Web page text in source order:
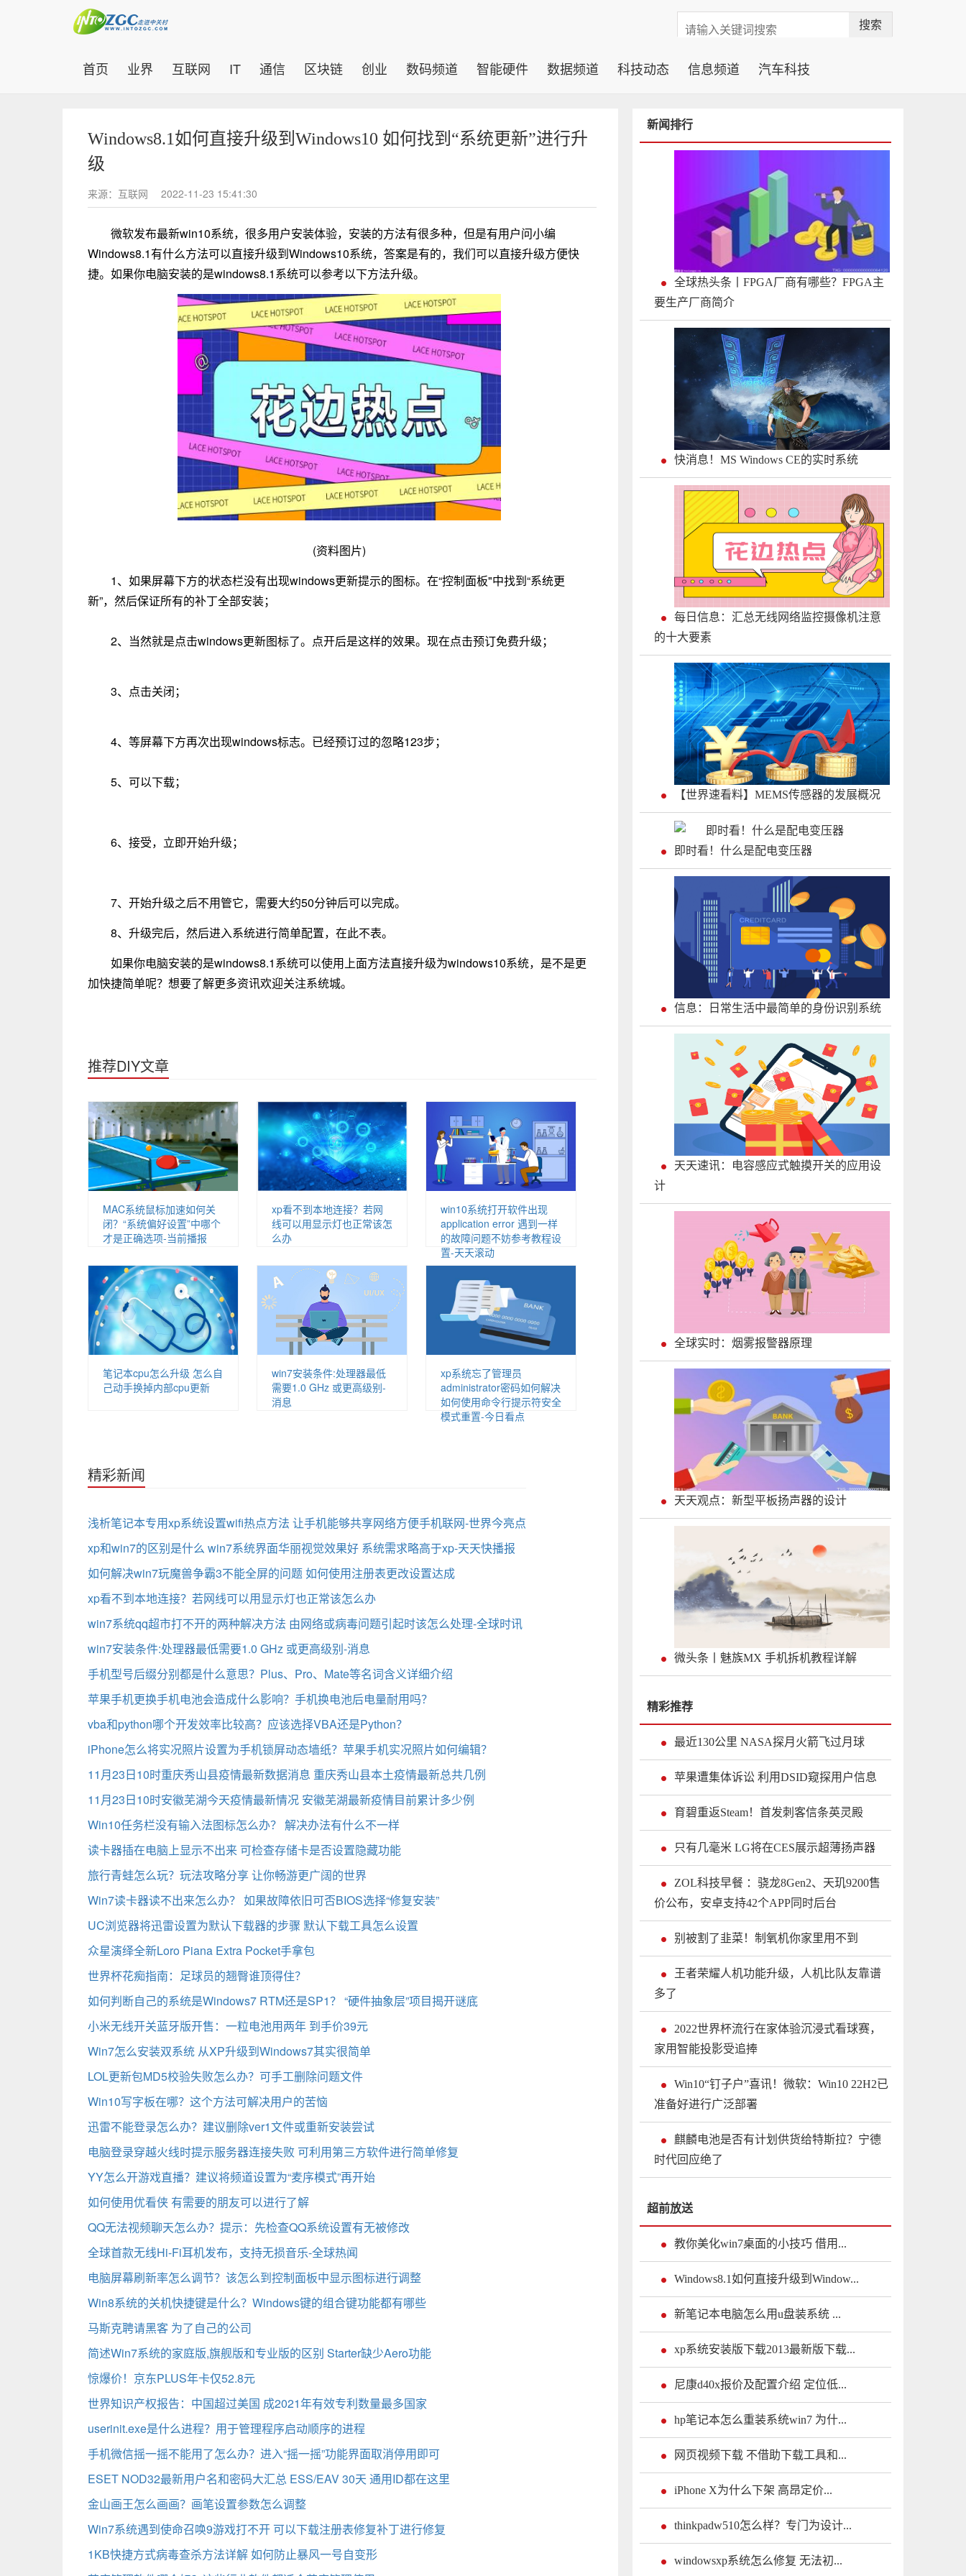
搜索
首页 (current)
业界 互联网 IT 通信 区块链 创业 数码频道 智能硬件 数据频道 科技动态 信息频道 汽车科技
Windows8.1如何直接升级到Windows10 如何找到“系统更新”进行升
级
来源：互联网 2022-11-23 15:41:30
微软发布最新win10系统，很多用户安装体验，安装的方法有很多种，但是有用户问小编
Windows8.1有什么方法可以直接升级到Windows10系统，答案是有的，我们可以直接升级方便快
捷。如果你电脑安装的是windows8.1系统可以参考以下方法升级。
(资料图片)
1、如果屏幕下方的状态栏没有出现windows更新提示的图标。在“控制面板"中找到“系统更
新”，然后保证所有的补丁全部安装；
2、当然就是点击windows更新图标了。点开后是这样的效果。现在点击预订免费升级；
3、点击关闭；
4、等屏幕下方再次出现windows标志。已经预订过的忽略123步；
5、可以下载；
6、接受，立即开始升级；
7、开始升级之后不用管它，需要大约50分钟后可以完成。
8、升级完后，然后进入系统进行简单配置，在此不表。
如果你电脑安装的是windows8.1系统可以使用上面方法直接升级为windows10系统，是不是更
加快捷简单呢？想要了解更多资讯欢迎关注系统城。
推荐DIY文章
MAC系统鼠标加速如何关
闭？“系统偏好设置”中哪个
才是正确选项-当前播报
xp看不到本地连接？若网
线可以用显示灯也正常该怎
么办
win10系统打开软件出现
application error 遇到一样
的故障问题不妨参考教程设
置-天天滚动
笔记本cpu怎么升级 怎么自
己动手换掉内部cpu更新
win7安装条件:处理器最低
需要1.0 GHz 或更高级别-
消息
xp系统忘了管理员
administrator密码如何解决
如何使用命令行提示符安全
模式重置-今日看点
精彩新闻
浅析笔记本专用xp系统设置wifi热点方法 让手机能够共享网络方便手机联网-世界今亮点
xp和win7的区别是什么 win7系统界面华丽视觉效果好 系统需求略高于xp-天天快播报
如何解决win7玩魔兽争霸3不能全屏的问题 如何使用注册表更改设置达成
xp看不到本地连接？若网线可以用显示灯也正常该怎么办
win7系统qq超市打不开的两种解决方法 由网络或病毒问题引起时该怎么处理-全球时讯
win7安装条件:处理器最低需要1.0 GHz 或更高级别-消息
手机型号后缀分别都是什么意思？Plus、Pro、Mate等名词含义详细介绍
苹果手机更换手机电池会造成什么影响？手机换电池后电量耐用吗？
vba和python哪个开发效率比较高？应该选择VBA还是Python？
iPhone怎么将实况照片设置为手机锁屏动态墙纸？苹果手机实况照片如何编辑？
11月23日10时重庆秀山县疫情最新数据消息 重庆秀山县本土疫情最新总共几例
11月23日10时安徽芜湖今天疫情最新情况 安徽芜湖最新疫情目前累计多少例
Win10任务栏没有输入法图标怎么办？ 解决办法有什么不一样
读卡器插在电脑上显示不出来 可检查存储卡是否设置隐藏功能
旅行青蛙怎么玩？玩法攻略分享 让你畅游更广阔的世界
Win7读卡器读不出来怎么办？ 如果故障依旧可否BIOS选择“修复安装”
UC浏览器将迅雷设置为默认下载器的步骤 默认下载工具怎么设置
众星演绎全新Loro Piana Extra Pocket手拿包
世界杯花痴指南：足球员的翘臀谁顶得住？
如何判断自己的系统是Windows7 RTM还是SP1？ “硬件抽象层”项目揭开谜底
小米无线开关蓝牙版开售：一粒电池用两年 到手价39元
Win7怎么安装双系统 从XP升级到Windows7其实很简单
LOL更新包MD5校验失败怎么办？可手工删除问题文件
Win10写字板在哪？这个方法可解决用户的苦恼
迅雷不能登录怎么办？建议删除ver1文件或重新安装尝试
电脑登录穿越火线时提示服务器连接失败 可利用第三方软件进行简单修复
YY怎么开游戏直播？建议将频道设置为“麦序模式”再开始
如何使用优看侠 有需要的朋友可以进行了解
QQ无法视频聊天怎么办？提示：先检查QQ系统设置有无被修改
全球首款无线Hi-Fi耳机发布，支持无损音乐-全球热闻
电脑屏幕刷新率怎么调节？该怎么到控制面板中显示图标进行调整
Win8系统的关机快捷键是什么？Windows键的组合键功能都有哪些
马斯克聘请黑客 为了自己的公司
简述Win7系统的家庭版,旗舰版和专业版的区别 Starter缺少Aero功能
惊爆价！京东PLUS年卡仅52.8元
世界知识产权报告：中国超过美国 成2021年有效专利数量最多国家
userinit.exe是什么进程？用于管理程序启动顺序的进程
手机微信摇一摇不能用了怎么办？进入“摇一摇”功能界面取消停用即可
ESET NOD32最新用户名和密码大汇总 ESS/EAV 30天 通用ID都在这里
金山画王怎么画画？画笔设置参数怎么调整
Win7系统遇到使命召唤9游戏打不开 可以下载注册表修复补丁进行修复
1KB快捷方式病毒查杀方法详解 如何防止暴风一号自变形
新闻排行
全球热头条丨FPGA厂商有哪些？FPGA主
要生产厂商简介
快消息！MS Windows CE的实时系统
每日信息：汇总无线网络监控摄像机注意
的十大要素
【世界速看料】MEMS传感器的发展概况
即时看！什么是配电变压器
信息：日常生活中最简单的身份识别系统
天天速讯：电容感应式触摸开关的应用设
计
全球实时：烟雾报警器原理
天天观点：新型平板扬声器的设计
微头条丨魅族MX 手机拆机教程详解
精彩推荐
最近130公里 NASA探月火箭飞过月球
苹果遭集体诉讼 利用DSID窥探用户信息
育碧重返Steam！首发刺客信条英灵殿
只有几毫米 LG将在CES展示超薄扬声器
ZOL科技早餐 ：骁龙8Gen2、天玑9200售
价公布，安卓支持42个APP同时后台
别被割了韭菜！制氧机你家里用不到
王者荣耀人机功能升级，人机比队友靠谱
多了
2022世界杯流行在家体验沉浸式看球赛，
家用智能投影受追捧
Win10“钉子户”喜讯！微软：Win10 22H2已
准备好进行广泛部署
麒麟电池是否有计划供货给特斯拉？宁德
时代回应绝了
超前放送
教你美化win7桌面的小技巧 借用...
Windows8.1如何直接升级到Window...
新笔记本电脑怎么用u盘装系统 ...
xp系统安装版下载2013最新版下载...
尼康d40x报价及配置介绍 定位低...
hp笔记本怎么重装系统win7 为什...
网页视频下载 不借助下载工具和...
iPhone X为什么下架 高昂定价...
thinkpadw510怎么样？专门为设计...
windowsxp系统怎么修复 无法初...